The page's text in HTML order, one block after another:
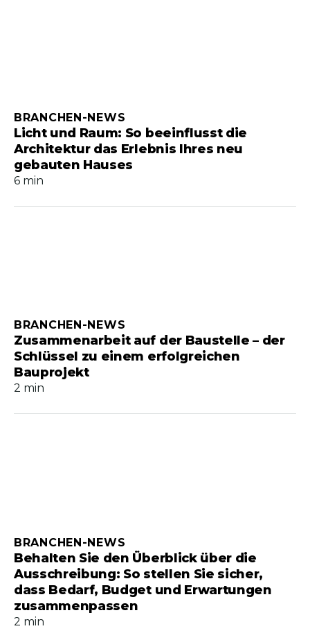
Licht und Raum: So beeinflusst die
Architektur das Erlebnis Ihres neu
gebauten Hauses
BRANCHEN-NEWS
6 min
Zusammenarbeit auf der Baustelle – der
Schlüssel zu einem erfolgreichen
Bauprojekt
BRANCHEN-NEWS
2 min
Behalten Sie den Überblick über die
Ausschreibung: So stellen Sie sicher,
dass Bedarf, Budget und Erwartungen
zusammenpassen
BRANCHEN-NEWS
2 min